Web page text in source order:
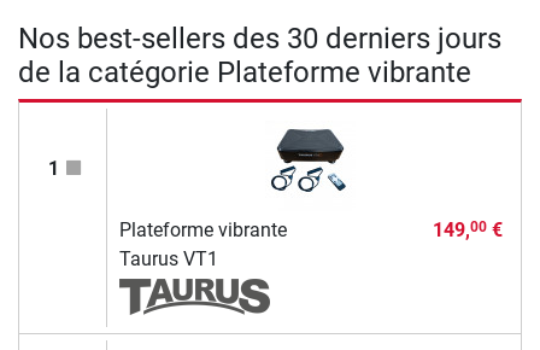
Nos best-sellers des 30 derniers jours
de la catégorie Plateforme vibrante
1
Plateforme vibrante
Taurus VT1
149,00€